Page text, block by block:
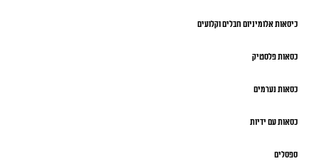
כיסאות אלומיניום חבלים וקלועים
כסאות פלסטיק
כסאות נערמים
כסאות עם ידיות
ספסלים